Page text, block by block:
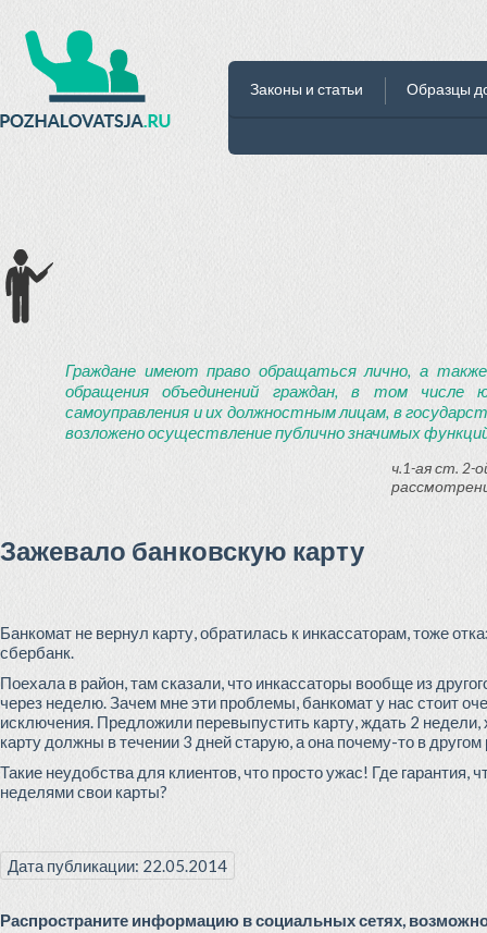
Законы и статьи Образцы
Граждане имеют право обращаться лично, а
обращения объединений граждан, в том числе
самоуправления и их должностным лицам, в
возложено осуществление публично значимых
ч.1-ая ст. 2-
Зажевало банковскую карту
Банкомат не вернул карту, обратилась к инкассаторам, тоже
сбербанк.
Поехала в район, там сказали, что инкассаторы вообще из
через неделю. Зачем мне эти проблемы, банкомат у нас стоит
исключения. Предложили перевыпустить карту, ждать 2 недели,
карту должны в течении 3 дней старую, а она почему-то в другом
Такие неудобства для клиентов, что просто ужас! Где
неделями свои карты?
Дата публикации: 22.05.2014
Распространите информацию в социальных сетях,